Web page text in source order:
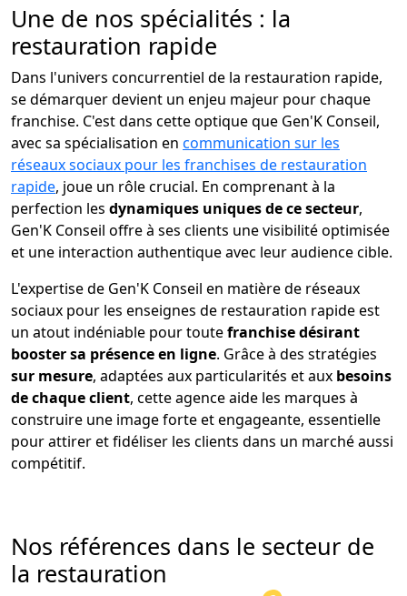
Une de nos spécialités : la
restauration rapide
Dans l'univers concurrentiel de la restauration rapide,
se démarquer devient un enjeu majeur pour chaque
franchise. C'est dans cette optique que Gen'K Conseil,
avec sa spécialisation en communication sur les
réseaux sociaux pour les franchises de restauration
rapide, joue un rôle crucial. En comprenant à la
perfection les dynamiques uniques de ce secteur,
Gen'K Conseil offre à ses clients une visibilité optimisée
et une interaction authentique avec leur audience cible.
L'expertise de Gen'K Conseil en matière de réseaux
sociaux pour les enseignes de restauration rapide est
un atout indéniable pour toutefranchise désirant
booster sa présence en ligne. Grâce à des stratégies
sur mesure, adaptées aux particularités et aux besoins
de chaque client, cette agence aide les marques à
construire une image forte et engageante, essentielle
pour attirer et fidéliser les clients dans un marché aussi
compétitif.
Nos références dans le secteur de
la restauration